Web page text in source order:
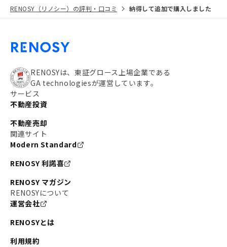
RENOSY（リノシー）の評判・口コミ
納得して追加で購入しました
RENOSYは、東証グロース上場企業である
GA technologiesが運営しています。
サービス
不動産投資
不動産売却
関連サイト
Modern Standard
RENOSY 利諾喜
RENOSY マガジン
RENOSYについて
運営会社
RENOSYとは
利用規約